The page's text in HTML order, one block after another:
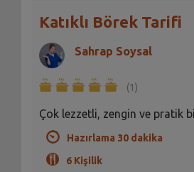
Katıklı Börek Tarifi
Sahrap Soysal
(1)
Çok lezzetli, zengin ve pratik
Hazırlama 30 dakika
6 Kişilik